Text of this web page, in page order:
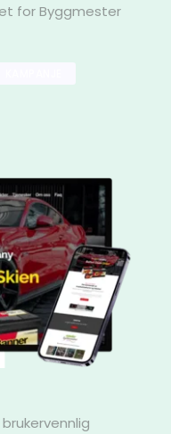
for Byggmester